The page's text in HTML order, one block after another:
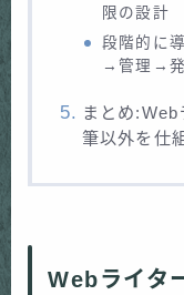
限の設計
段階的に
→管理→
まとめ
筆以外を仕
Webライタ